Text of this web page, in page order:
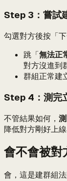
Step 3：嘗試
勾選對方後按「
跳「無法正
對方沒進到
群組正常建
Step 4：測完
不管結果如何，
降低對方剛好上線
會不會被對
會，這是建群組